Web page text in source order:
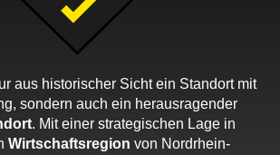
aus historischer Sicht ein Standort mit
sondern auch ein herausragender
. Mit einer strategischen Lage in
Wirtschaftsregion von Nordrhein-